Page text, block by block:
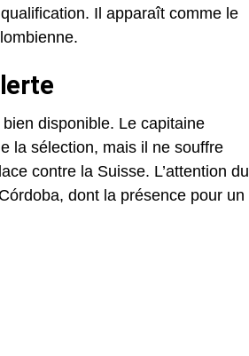
Il apparaît comme le
disponible. Le capitaine
la sélection, mais il ne souffre
contre la Suisse. L’attention du
dont la présence pour un